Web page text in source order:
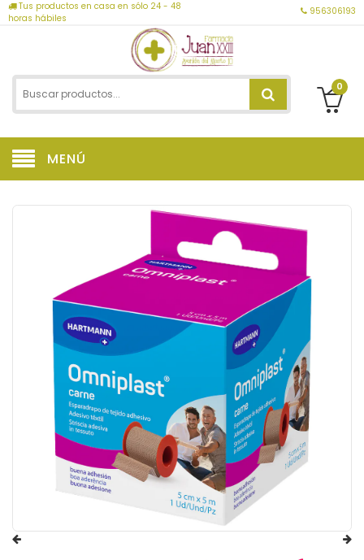
Tus productos en casa en sólo 24 - 48
horas hábiles
956306193
0
MENÚ